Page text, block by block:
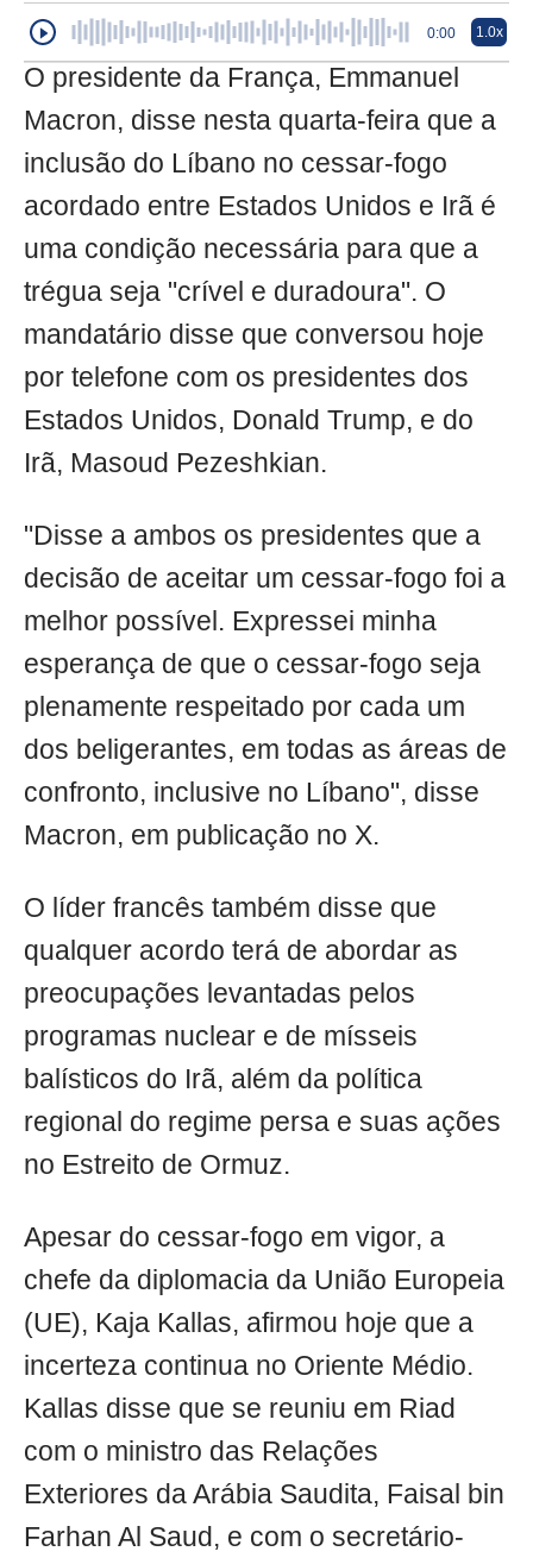
0:00 1.0x
O presidente da França, Emmanuel
Macron, disse nesta quarta-feira que a
inclusão do Líbano no cessar-fogo
acordado entre Estados Unidos e Irã é
uma condição necessária para que a
trégua seja "crível e duradoura". O
mandatário disse que conversou hoje
por telefone com os presidentes dos
Estados Unidos, Donald Trump, e do
Irã, Masoud Pezeshkian.
"Disse a ambos os presidentes que a
decisão de aceitar um cessar-fogo foi a
melhor possível. Expressei minha
esperança de que o cessar-fogo seja
plenamente respeitado por cada um
dos beligerantes, em todas as áreas de
confronto, inclusive no Líbano", disse
Macron, em publicação no X.
O líder francês também disse que
qualquer acordo terá de abordar as
preocupações levantadas pelos
programas nuclear e de mísseis
balísticos do Irã, além da política
regional do regime persa e suas ações
no Estreito de Ormuz.
Apesar do cessar-fogo em vigor, a
chefe da diplomacia da União Europeia
(UE), Kaja Kallas, afirmou hoje que a
incerteza continua no Oriente Médio.
Kallas disse que se reuniu em Riad
com o ministro das Relações
Exteriores da Arábia Saudita, Faisal bin
Farhan Al Saud, e com o secretário-